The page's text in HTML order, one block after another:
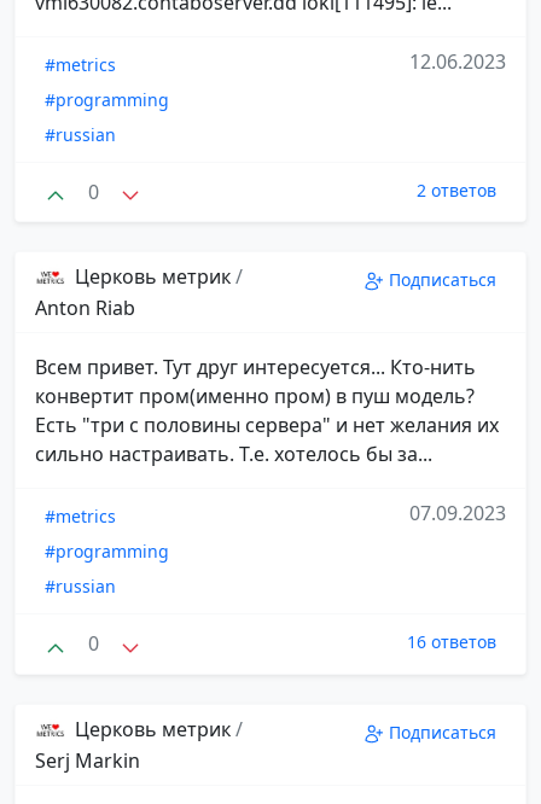
#metrics
#programming
#russian
12.06.2023
0 2 ответов
Церковь метрик/
Anton Riab
Подписаться
Всем привет. Тут друг интересуется... Кто-нить
конвертит пром(именно пром) в пуш модель?
Есть "три с половины сервера" и нет желания их
сильно настраивать. Т.е. хотелось бы за...
#metrics
#programming
#russian
07.09.2023
0 16 ответов
Церковь метрик/
Serj Markin
Подписаться